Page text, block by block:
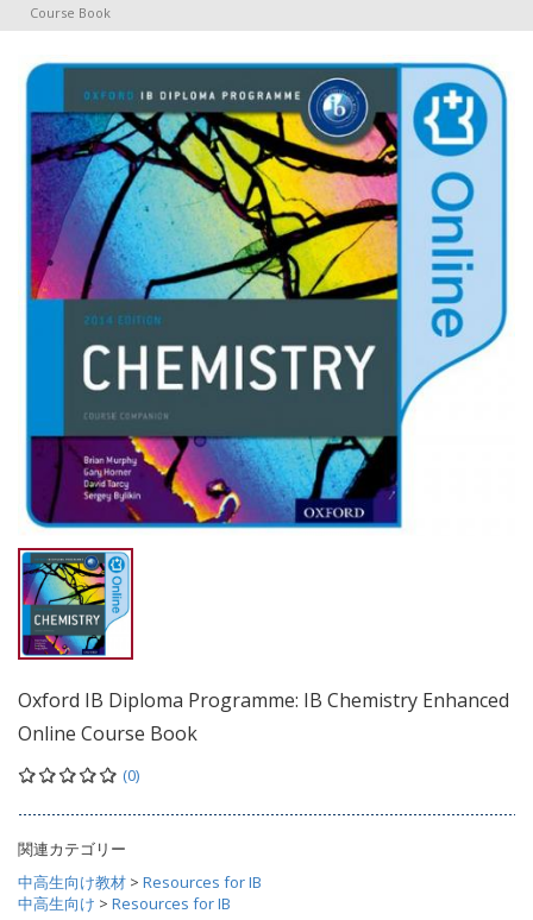
Course Book
Oxford IB Diploma Programme: IB Chemistry Enhanced
Online Course Book
(0)
関連カテゴリー
中高生向け教材 > Resources for IB
中高生向け > Resources for IB